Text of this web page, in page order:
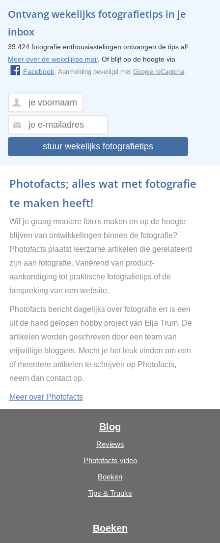
Ontvang wekelijks fotografietips in je
inbox
39.424 fotografie enthousiastelingen ontvangen de tips al!
Meer over de wekelijkse mail. Of blijf op de hoogte via
Facebook. Aanmelding beveiligd met Google reCaptcha.
stuur wekelijks fotografietips
Photofacts; alles wat met fotografie
te maken heeft!
Wil je graag mooiere foto's maken en op de hoogte
blijven van ontwikkelingen binnen de fotografie?
Photofacts plaatst leerzame artikelen die gerelateerd
zijn aan fotografie. Variërend van product-
aankondiging tot praktische fotografietips of de
bespreking van een website.
Photofacts bericht dagelijks over fotografie en is een
uit de hand gelopen hobby project van Elja Trum. De
artikelen worden geschreven door een team van
vrijwillige bloggers. Mocht je het leuk vinden om een
of meerdere artikelen te schrijven op Photofacts,
neem dan contact op.
Meer over Photofacts
Blog
Reviews
Photofacts video
Boeken
Tips & Truuks
Boeken